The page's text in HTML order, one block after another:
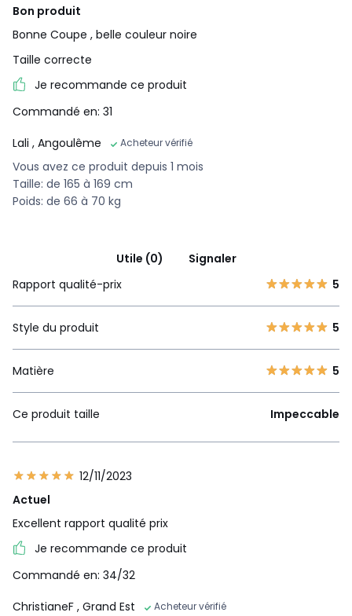
Bon produit
Bonne Coupe , belle couleur noire
Taille correcte
Je recommande ce produit
Commandé en: 31
Lali , Angoulême Acheteur vérifié
Vous avez ce produit depuis 1 mois
Taille: de 165 à 169 cm
Poids: de 66 à 70 kg
Utile (0)
Signaler
Rapport qualité-prix
5
Style du produit 5
Matière 5
Ce produit taille Impeccable
12/11/2023
Actuel
Excellent rapport qualité prix
Je recommande ce produit
Commandé en: 34/32
ChristianeF , Grand Est Acheteur vérifié